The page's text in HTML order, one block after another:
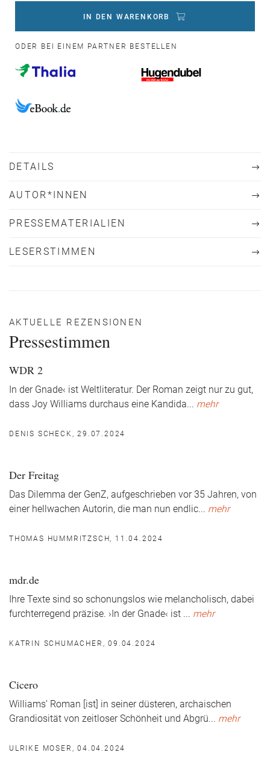
IN DEN WARENKORB
ODER BEI EINEM PARTNER BESTELLEN
DETAILS
AUTOR*INNEN
PRESSEMATERIALIEN
LESERSTIMMEN
AKTUELLE REZENSIONEN
Pressestimmen
WDR 2
In der Gnade‹ ist Weltliteratur. Der Roman zeigt nur zu gut,
dass Joy Williams durchaus eine Kandida... mehr
DENIS SCHECK, 29.07.2024
Der Freitag
Das Dilemma der GenZ, aufgeschrieben vor 35 Jahren, von
einer hellwachen Autorin, die man nun endlic... mehr
THOMAS HUMMRITZSCH, 11.04.2024
mdr.de
Ihre Texte sind so schonungslos wie melancholisch, dabei
furchterregend präzise. ›In der Gnade‹ ist ... mehr
KATRIN SCHUMACHER, 09.04.2024
Cicero
Williams’ Roman [ist] in seiner düsteren, archaischen
Grandiosität von zeitloser Schönheit und Abgrü... mehr
ULRIKE MOSER, 04.04.2024